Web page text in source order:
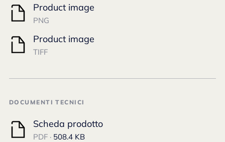
Product image
PNG
Product image
TIFF
DOCUMENTI TECNICI
Scheda prodotto
PDF · 508.4 KB